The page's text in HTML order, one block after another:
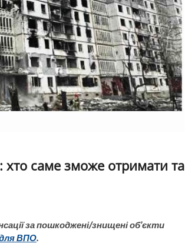
саме зможе отримати та
за пошкоджені/знищені об’єкти
ВПО.